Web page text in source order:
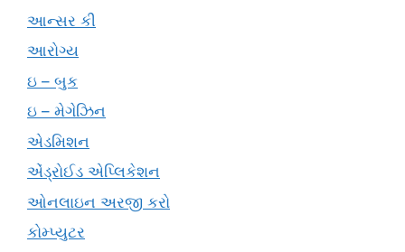
આન્સર કી
આરોગ્ય
ઇ – બુક
ઇ – મેગેઝિન
એડમિશન
એંડ્રોઈડ એપ્લિકેશન
ઓનલાઇન અરજી કરો
કોમ્પ્યુટર